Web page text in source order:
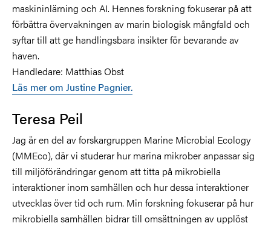
maskininlärning och AI. Hennes forskning fokuserar på att
förbättra övervakningen av marin biologisk mångfald och
syftar till att ge handlingsbara insikter för bevarande av
haven.
Handledare: Matthias Obst
Läs mer om Justine Pagnier.
Teresa Peil
Jag är en del av forskargruppen Marine Microbial Ecology
(MMEco), där vi studerar hur marina mikrober anpassar sig
till miljöförändringar genom att titta på mikrobiella
interaktioner inom samhällen och hur dessa interaktioner
utvecklas över tid och rum. Min forskning fokuserar på hur
mikrobiella samhällen bidrar till omsättningen av upplöst